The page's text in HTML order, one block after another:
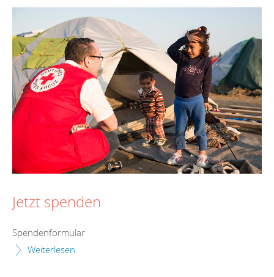
Jetzt spenden
Spendenformular
Weiterlesen